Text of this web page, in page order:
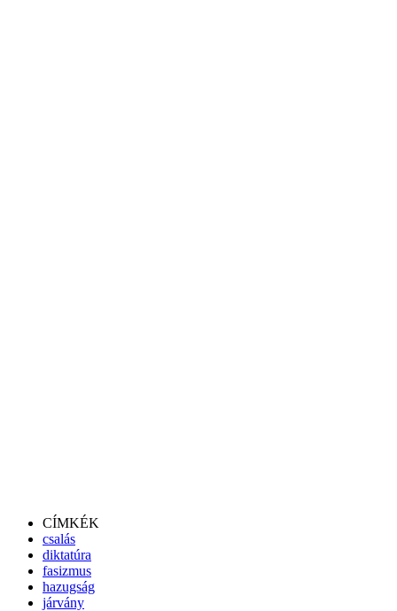
CÍMKÉK
csalás
diktatúra
fasizmus
hazugság
járvány